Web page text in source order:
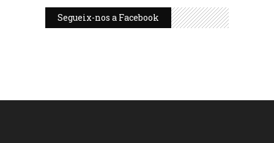
Segueix-nos a Facebook